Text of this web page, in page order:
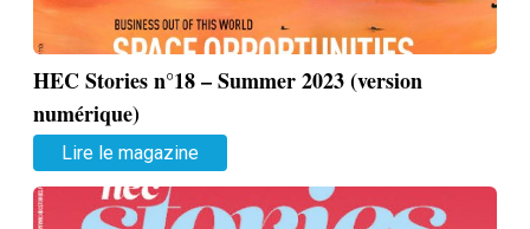
HEC Stories n°18 – Summer 2023 (version
numérique)
Lire le magazine